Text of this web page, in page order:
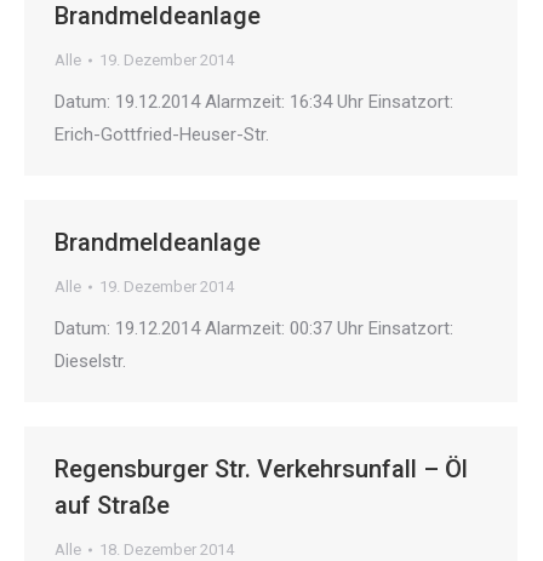
Brandmeldeanlage
Alle 19. Dezember 2014
Datum: 19.12.2014 Alarmzeit: 16:34 Uhr Einsatzort:
Erich-Gottfried-Heuser-Str.
Brandmeldeanlage
Alle 19. Dezember 2014
Datum: 19.12.2014 Alarmzeit: 00:37 Uhr Einsatzort:
Dieselstr.
Regensburger Str. Verkehrsunfall – Öl
auf Straße
Alle 18. Dezember 2014